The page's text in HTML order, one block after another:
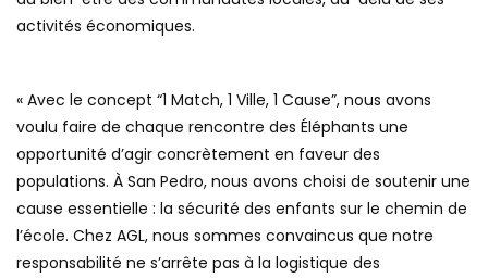
activités économiques.
« Avec le concept “1 Match, 1 Ville, 1 Cause”, nous avons
voulu faire de chaque rencontre des Éléphants une
opportunité d’agir concrètement en faveur des
populations. À San Pedro, nous avons choisi de soutenir une
cause essentielle : la sécurité des enfants sur le chemin de
l’école. Chez AGL, nous sommes convaincus que notre
responsabilité ne s’arrête pas à la logistique des